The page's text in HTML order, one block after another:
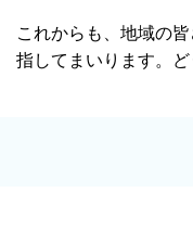
これからも、地域の
指してまいります。